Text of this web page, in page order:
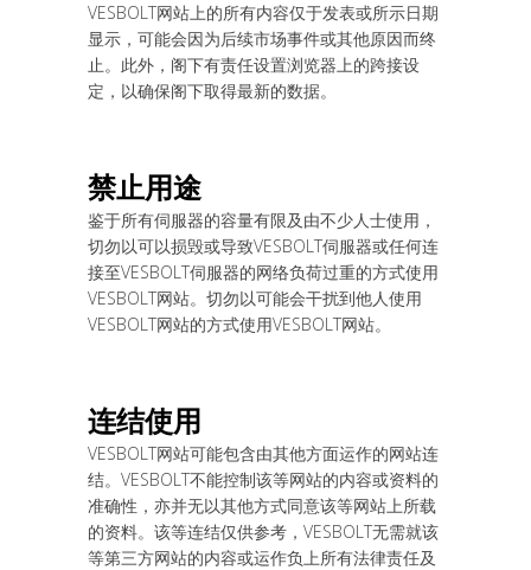
VESBOLT网站上的所有内容仅于发表或所示日期
显示，可能会因为后续市场事件或其他原因而终
止。此外，阁下有责任设置浏览器上的跨接设
定，以确保阁下取得最新的数据。
禁止用途
鉴于所有伺服器的容量有限及由不少人士使用，
切勿以可以损毁或导致VESBOLT伺服器或任何连
接至VESBOLT伺服器的网络负荷过重的方式使用
VESBOLT网站。切勿以可能会干扰到他人使用
VESBOLT网站的方式使用VESBOLT网站。
连结使用
VESBOLT网站可能包含由其他方面运作的网站连
结。VESBOLT不能控制该等网站的内容或资料的
准确性，亦并无以其他方式同意该等网站上所载
的资料。该等连结仅供参考，VESBOLT无需就该
等第三方网站的内容或运作负上所有法律责任及